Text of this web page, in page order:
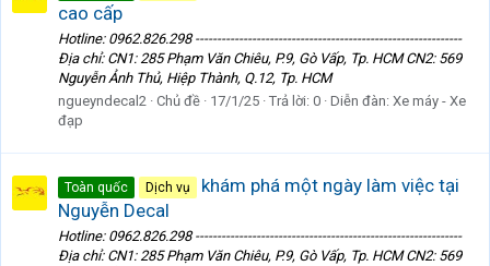
cao cấp
Hotline: 0962.826.298 -------------------------------------------------------------
Địa chỉ: CN1: 285 Phạm Văn Chiêu, P.9, Gò Vấp, Tp. HCM CN2: 569
Nguyễn Ảnh Thủ, Hiệp Thành, Q.12, Tp. HCM
ngueyndecal2 Chủ đề 17/1/25 Trả lời: 0 Diễn đàn: Xe máy - Xe
đạp
Toàn quốc Dịch vụ
khám phá một ngày làm việc tại
Nguyễn Decal
Hotline: 0962.826.298 -------------------------------------------------------------
Địa chỉ: CN1: 285 Phạm Văn Chiêu, P.9, Gò Vấp, Tp. HCM CN2: 569